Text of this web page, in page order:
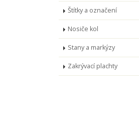
Štítky a označení
Nosiče kol
Stany a markýzy
Zakrývací plachty